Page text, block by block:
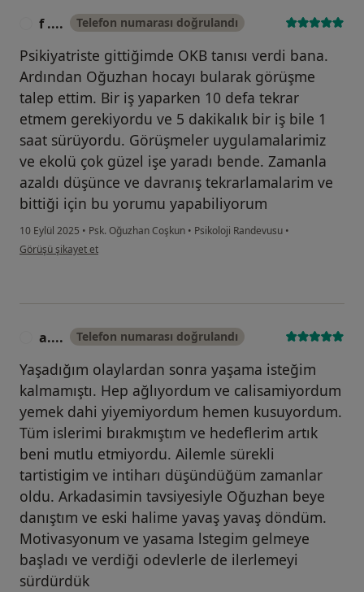
f .... Telefon numarası doğrulandı
Psikiyatriste gittiğimde OKB tanısı verdi bana.
Ardından Oğuzhan hocayı bularak görüşme
talep ettim. Bir iş yaparken 10 defa tekrar
etmem gerekiyordu ve 5 dakikalık bir iş bile 1
saat sürüyordu. Görüşmeler uygulamalarimiz
ve ekolü çok güzel işe yaradı bende. Zamanla
azaldı düşünce ve davranış tekrarlamalarim ve
bittiği için bu yorumu yapabiliyorum
10 Eylül 2025 • Psk. Oğuzhan Coşkun • Psikoloji Randevusu •
kullanıcının görüşüne göre f ....
Görüşü şikayet et
a.... Telefon numarası doğrulandı
Yaşadığım olaylardan sonra yaşama isteğim
kalmamıştı. Hep ağlıyordum ve calisamiyordum
yemek dahi yiyemiyordum hemen kusuyordum.
Tüm islerimi bırakmıştım ve hedeflerim artık
beni mutlu etmiyordu. Ailemle sürekli
tartistigim ve intiharı düşündüğüm zamanlar
oldu. Arkadasimin tavsiyesiyle Oğuzhan beye
danıştım ve eski halime yavaş yavaş döndüm.
Motivasyonum ve yasama lstegim gelmeye
başladı ve verdiği odevlerle de ilerlemeyi
sürdürdük